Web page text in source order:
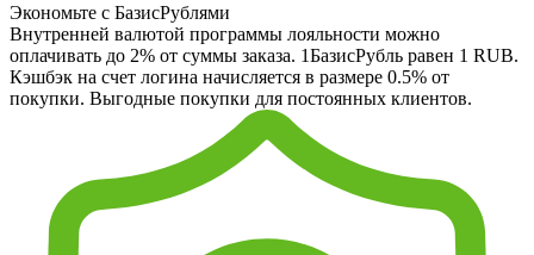
Экономьте с БазисРублями
Внутренней валютой программы лояльности можно
оплачивать до 2% от суммы заказа. 1БазисРубль равен 1 RUB.
Кэшбэк на счет логина начисляется в размере 0.5% от
покупки. Выгодные покупки для постоянных клиентов.